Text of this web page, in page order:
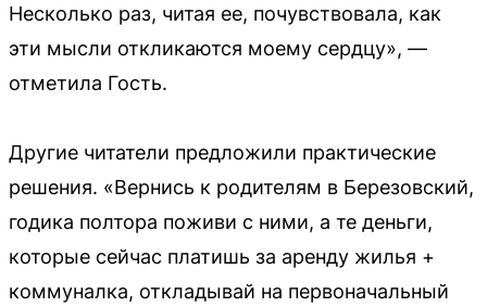
Несколько раз, читая ее, почувствовала, как
эти мысли откликаются моему сердцу», —
отметила Гость.
Другие читатели предложили практические
решения. «Вернись к родителям в Березовский,
годика полтора поживи с ними, а те деньги,
которые сейчас платишь за аренду жилья +
коммуналка, откладывай на первоначальный